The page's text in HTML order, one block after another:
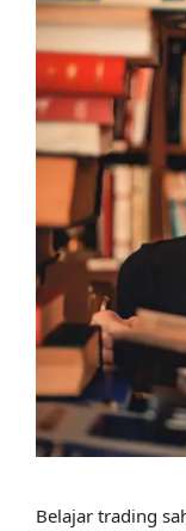
Belajar trading